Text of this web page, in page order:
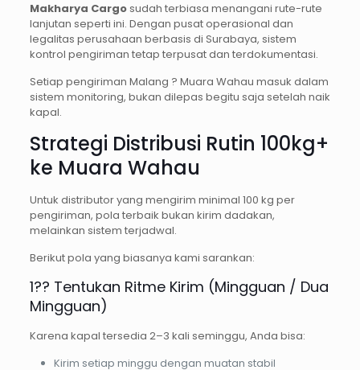
Makharya Cargosudah terbiasa menangani rute-rute
lanjutan seperti ini. Dengan pusat operasional dan
legalitas perusahaan berbasis di Surabaya, sistem
kontrol pengiriman tetap terpusat dan terdokumentasi.
Setiap pengiriman Malang ? Muara Wahau masuk dalam
sistem monitoring, bukan dilepas begitu saja setelah naik
kapal.
Strategi Distribusi Rutin 100kg+
ke Muara Wahau
Untuk distributor yang mengirim minimal 100 kg per
pengiriman, pola terbaik bukan kirim dadakan,
melainkan sistem terjadwal.
Berikut pola yang biasanya kami sarankan:
1?? Tentukan Ritme Kirim (Mingguan / Dua
Mingguan)
Karena kapal tersedia 2–3 kali seminggu, Anda bisa:
Kirim setiap minggu dengan muatan stabil